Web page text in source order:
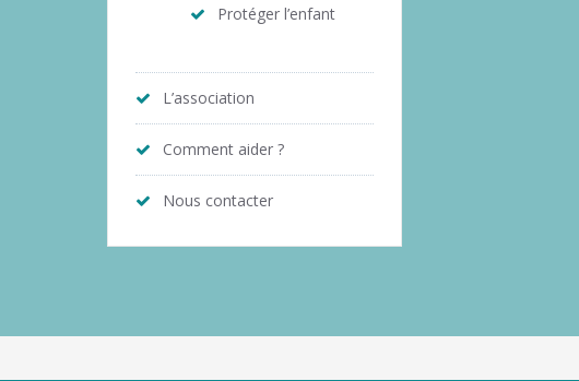
Protéger l’enfant
L’association
Comment aider ?
Nous contacter